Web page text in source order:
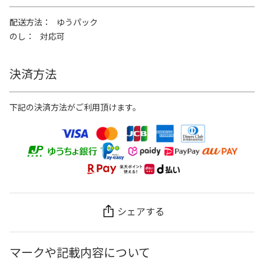
配送方法
ゆうパック
のし
対応可
決済方法
下記の決済方法がご利用頂けます。
シェアする
マークや記載内容について